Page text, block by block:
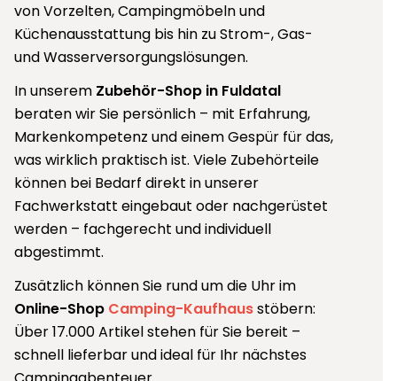
von Vorzelten, Campingmöbeln und
Küchenausstattung bis hin zu Strom-, Gas-
und Wasserversorgungslösungen.
In unserem Zubehör-Shop in Fuldatal
beraten wir Sie persönlich – mit Erfahrung,
Markenkompetenz und einem Gespür für das,
was wirklich praktisch ist. Viele Zubehörteile
können bei Bedarf direkt in unserer
Fachwerkstatt eingebaut oder nachgerüstet
werden – fachgerecht und individuell
abgestimmt.
Zusätzlich können Sie rund um die Uhr im
Online-Shop Camping-Kaufhausstöbern:
Über 17.000 Artikel stehen für Sie bereit –
schnell lieferbar und ideal für Ihr nächstes